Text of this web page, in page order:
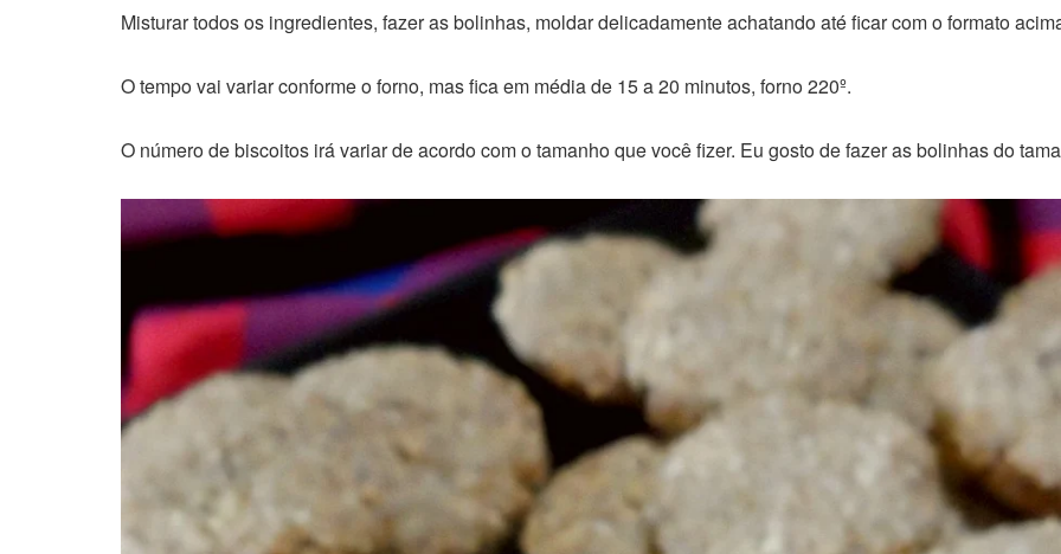
Misturar todos os ingredientes, fazer as bolinhas, moldar delicadamente achatando até ficar com o formato
O tempo vai variar conforme o forno, mas fica em média de 15 a 20 minutos, forno 220º.
O número de biscoitos irá variar de acordo com o tamanho que você fizer. Eu gosto de fazer as bolinhas do